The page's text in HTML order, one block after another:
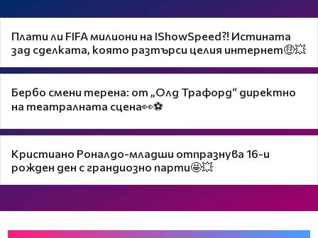
Плати ли FIFA милиони на IShowSpeed?! Истината
зад сделката, която разтърси целия интернет🤑💥
Бербо смени терена: от „Олд Трафорд“ директно
на театралната сцена👀⚽
Кристиано Роналдо-младши отпразнува 16-и
рожден ден с грандиозно парти🤩💥